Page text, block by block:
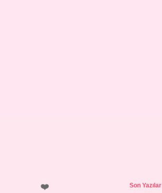
SidebarSon Yazılar